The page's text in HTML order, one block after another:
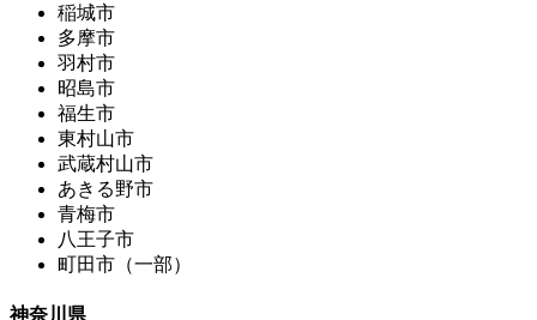
稲城市
多摩市
羽村市
昭島市
福生市
東村山市
武蔵村山市
あきる野市
青梅市
八王子市
町田市（一部）
神奈川県